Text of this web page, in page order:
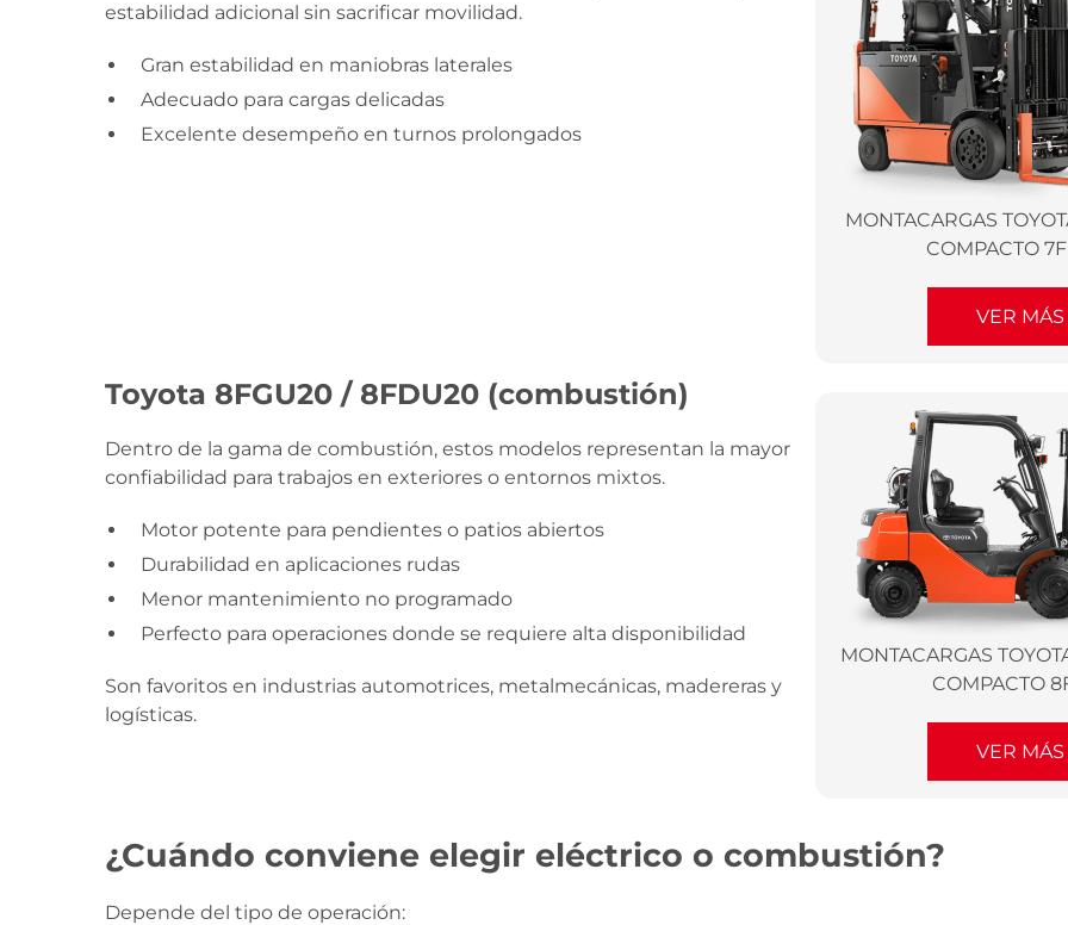
estabilidad adicional sin sacrificar movilidad.
Gran estabilidad en maniobras laterales
Adecuado para cargas delicadas
Excelente desempeño en turnos prolongados
MONTACARGAS
COMPACTO
VER MÁS
Toyota 8FGU20 / 8FDU20 (combustión)
Dentro de la gama de combustión, estos modelos representan la mayor
confiabilidad para trabajos en exteriores o entornos mixtos.
Motor potente para pendientes o patios abiertos
Durabilidad en aplicaciones rudas
Menor mantenimiento no programado
Perfecto para operaciones donde se requiere alta disponibilidad
Son favoritos en industrias automotrices, metalmecánicas, madereras y
logísticas.
MONTACARGAS
COMPACTO
VER MÁS
¿Cuándo conviene elegir eléctrico o combustión?
Depende del tipo de operación: